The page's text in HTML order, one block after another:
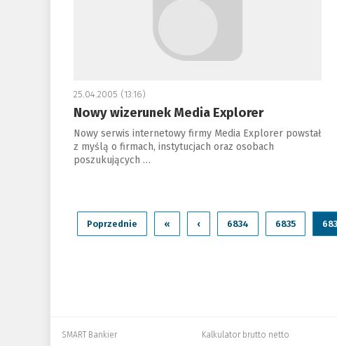
25.04.2005 (13:16)
Nowy wizerunek Media Explorer
Nowy serwis internetowy firmy Media Explorer powstał
z myślą o firmach, instytucjach oraz osobach
poszukujących …
Poprzednie « ‹ 6834 6835
SMART Bankier Kalkulator brutto netto